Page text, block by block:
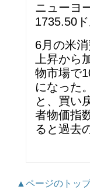
ニューヨ
1735.50
6月の米
上昇か
物市場で
になった
と、買い
者物価指
ると過去
▲ページのトッ